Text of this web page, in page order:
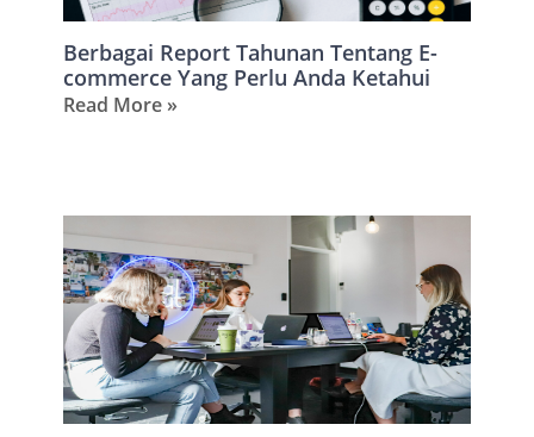
Berbagai Report Tahunan Tentang E-
commerce Yang Perlu Anda Ketahui
Read More »